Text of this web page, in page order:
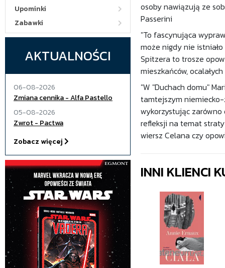
Upominki
Zabawki
AKTUALNOŚCI
06-08-2026
Zmiana cennika - Alfa Pastello
05-08-2026
Zwrot - Pactwa
Zobacz więcej
osoby nawiązują ze
Passerini
"To fascynująca
może nigdy nie
Spitzera to trosze
mieszkańców,
"W "Duchach domu"
tamtejszym niemiecko-
wykorzystując
refleksji na temat
wiersz Celana czy
INNI KLIENCI